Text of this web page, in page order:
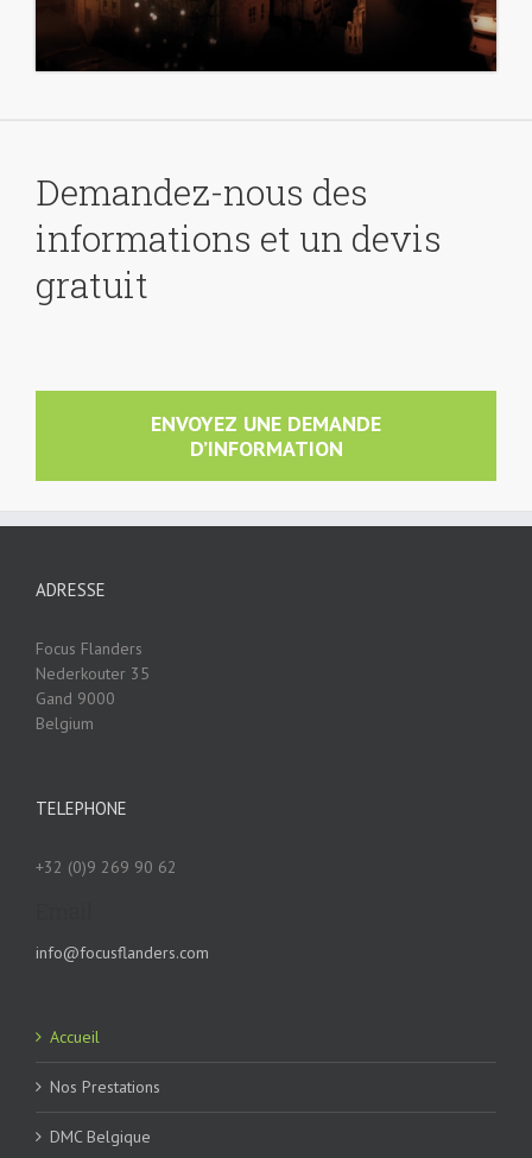
Demandez-nous des
informations et un devis
gratuit
ENVOYEZ UNE DEMANDE
D’INFORMATION
ADRESSE
Focus Flanders
Nederkouter 35
Gand 9000
Belgium
TELEPHONE
+32 (0)9 269 90 62
info@focusflanders.com
Accueil
Nos Prestations
DMC Belgique